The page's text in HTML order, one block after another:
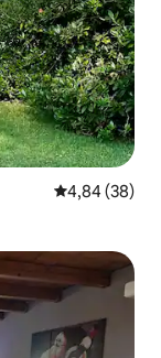
Évaluation
4,84 (38)